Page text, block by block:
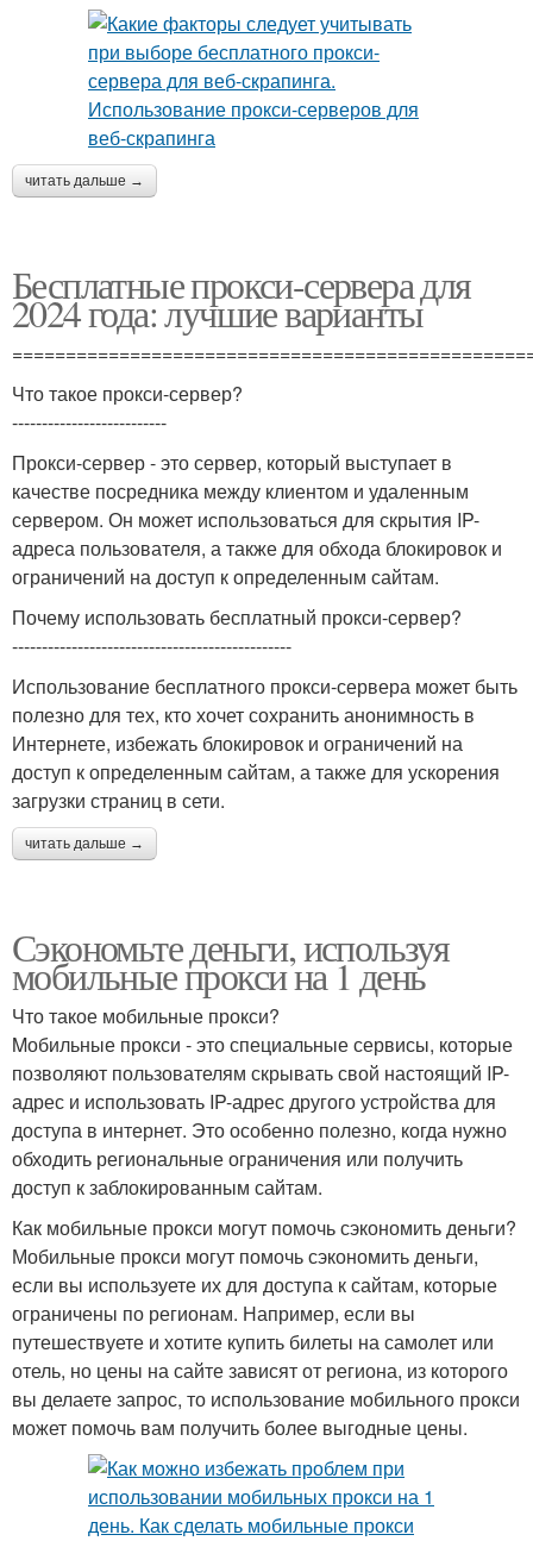
читать дальше →
Бесплатные прокси-сервера для
2024 года: лучшие варианты
Что такое прокси-сервер?
--------------------------
Прокси-сервер - это сервер, который выступает в
качестве посредника между клиентом и удаленным
сервером. Он может использоваться для скрытия IP-
адреса пользователя, а также для обхода блокировок и
ограничений на доступ к определенным сайтам.
Почему использовать бесплатный прокси-сервер?
-----------------------------------------------
Использование бесплатного прокси-сервера может быть
полезно для тех, кто хочет сохранить анонимность в
Интернете, избежать блокировок и ограничений на
доступ к определенным сайтам, а также для ускорения
загрузки страниц в сети.
читать дальше →
Сэкономьте деньги, используя
мобильные прокси на 1 день
Что такое мобильные прокси?
Mобильные прокси - это специальные сервисы, которые
позволяют пользователям скрывать свой настоящий IP-
адрес и использовать IP-адрес другого устройства для
доступа в интернет. Это особенно полезно, когда нужно
обходить региональные ограничения или получить
доступ к заблокированным сайтам.
Как мобильные прокси могут помочь сэкономить деньги?
Мобильные прокси могут помочь сэкономить деньги,
если вы используете их для доступа к сайтам, которые
ограничены по регионам. Например, если вы
путешествуете и хотите купить билеты на самолет или
отель, но цены на сайте зависят от региона, из которого
вы делаете запрос, то использование мобильного прокси
может помочь вам получить более выгодные цены.